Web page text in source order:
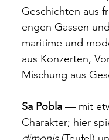
Geschichten aus
engen Gassen
maritime und
aus Konzerten,
Mischung aus
Sa Pobla — mit
Charakter; hier